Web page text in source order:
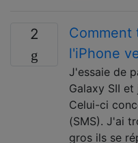
2
Comment
l'iPhone
J'essaie de
Galaxy SII
Celui-ci
(SMS). J'ai
gros ils se